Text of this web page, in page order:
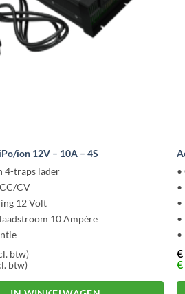
ion 12V – 10A – 4S
4-traps lader
CV
12 Volt
10 Ampère
btw)
btw)
•
•
•
•
•
€
€